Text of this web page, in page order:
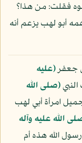
فقلت: من هذا؟
أبو لهب يزعم أنه
جعفر(عليه
(صلى الله
امرأة أبي لهب
الله عليه وآله
الله هذه أم